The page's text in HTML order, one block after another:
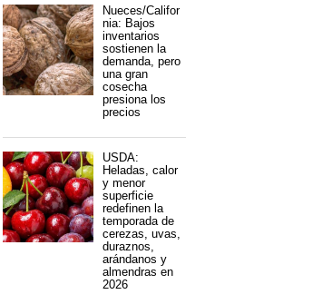
Nueces/Califor
nia: Bajos
inventarios
sostienen la
demanda, pero
una gran
cosecha
presiona los
precios
USDA:
Heladas, calor
y menor
superficie
redefinen la
temporada de
cerezas, uvas,
duraznos,
arándanos y
almendras en
2026